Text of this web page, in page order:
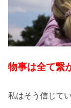
物事は全て繋
私はそう信じてい